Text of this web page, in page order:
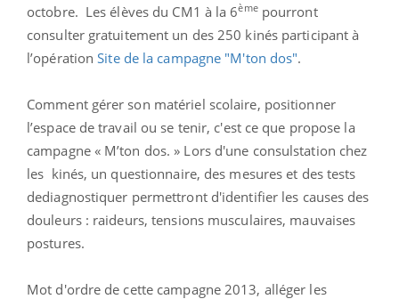
octobre. Les élèves du CM1 à la 6èmepourront
consulter gratuitement un des 250 kinés participant à
l’opérationSite de la campagne "M'ton dos".
Comment gérer son matériel scolaire, positionner
l’espace de travail ou se tenir, c'est ce que propose la
campagne « M’ton dos. » Lors d'une consulstation chez
les kinés, un questionnaire, des mesures et des tests
dediagnostiquer permettront d'identifier les causes des
douleurs : raideurs, tensions musculaires, mauvaises
postures.
Mot d'ordre de cette campagne 2013, alléger les